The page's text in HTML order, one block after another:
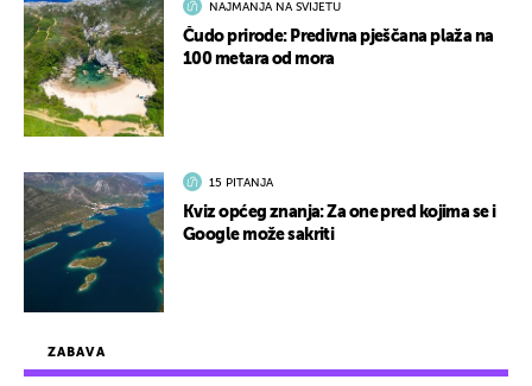
ZABAVA
NAJMANJA NA SVIJETU
Čudo prirode: Predivna pješčana plaža na
100 metara od mora
15 PITANJA
Kviz općeg znanja: Za one pred kojima se i
Google može sakriti